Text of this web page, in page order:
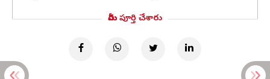
మీరు పూర్తి చేశారు